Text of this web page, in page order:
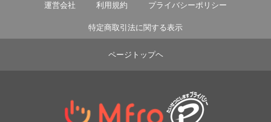
運営会社 利用規約 プライバシーポリシー
特定商取引法に関する表示
ページトップヘ